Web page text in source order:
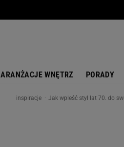
ARANŻACJE WNĘTRZ PORADY
inspiracje Jak wpleść styl lat 70. do